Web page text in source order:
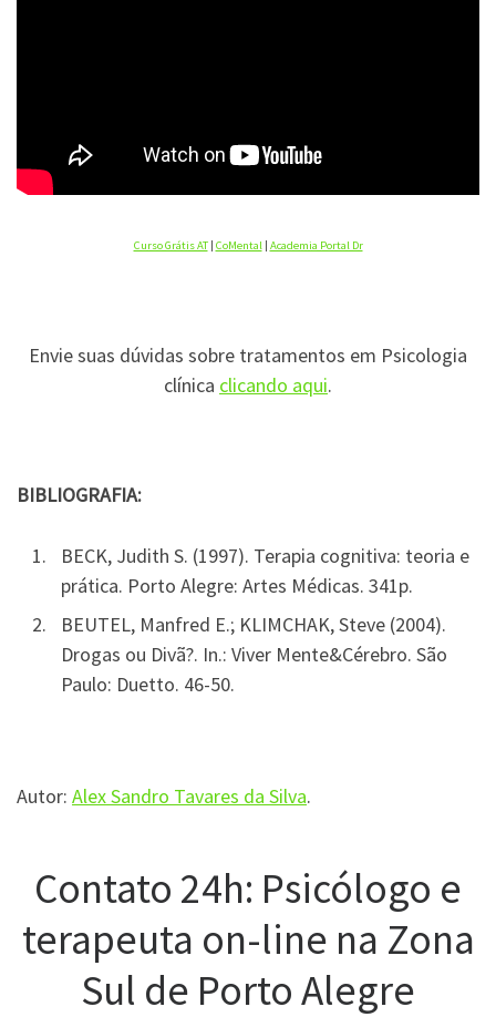
Curso Grátis AT| CoMental| Academia Portal Dr
Envie suas dúvidas sobre tratamentos em Psicologia
clínica clicando aqui.
BIBLIOGRAFIA:
BECK, Judith S. (1997). Terapia cognitiva: teoria e
prática. Porto Alegre: Artes Médicas. 341p.
BEUTEL, Manfred E.; KLIMCHAK, Steve (2004).
Drogas ou Divã?. In.: Viver Mente&Cérebro. São
Paulo: Duetto. 46-50.
Autor: Alex Sandro Tavares da Silva.
Contato 24h: Psicólogo e
terapeuta on-line na Zona
Sul de Porto Alegre